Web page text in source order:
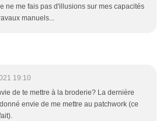
ne me fais pas d'illusions sur mes capacités
manuels...
19:10
de te mettre à la broderie? La dernière
envie de me mettre au patchwork (ce